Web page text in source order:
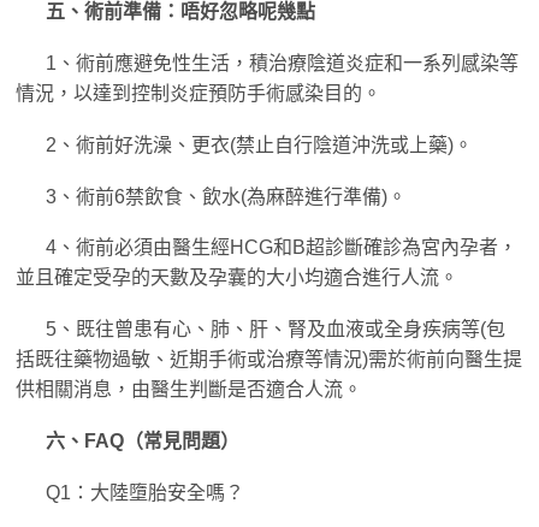
五、術前準備：唔好忽略呢幾點
1、術前應避免性生活，積治療陰道炎症和一系列感染等
情況，以達到控制炎症預防手術感染目的。
2、術前好洗澡、更衣(禁止自行陰道沖洗或上藥)。
3、術前6禁飲食、飲水(為麻醉進行準備)。
4、術前必須由醫生經HCG和B超診斷確診為宮內孕者，
並且確定受孕的天數及孕囊的大小均適合進行人流。
5、既往曾患有心、肺、肝、腎及血液或全身疾病等(包
括既往藥物過敏、近期手術或治療等情況)需於術前向醫生提
供相關消息，由醫生判斷是否適合人流。
六、FAQ（常見問題）
Q1：大陸墮胎安全嗎？